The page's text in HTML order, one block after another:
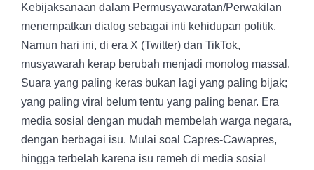
Kebijaksanaan dalam Permusyawaratan/Perwakilan
menempatkan dialog sebagai inti kehidupan politik.
Namun hari ini, di era X (Twitter) dan TikTok,
musyawarah kerap berubah menjadi monolog massal.
Suara yang paling keras bukan lagi yang paling bijak;
yang paling viral belum tentu yang paling benar. Era
media sosial dengan mudah membelah warga negara,
dengan berbagai isu. Mulai soal Capres-Cawapres,
hingga terbelah karena isu remeh di media sosial